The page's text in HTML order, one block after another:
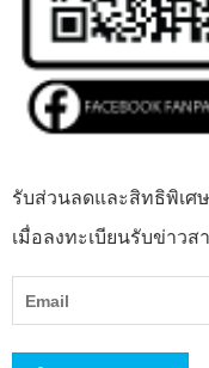
รับส่วนลดและสิทธิพิเศ
เมื่อลงทะเบียนรับข่าว